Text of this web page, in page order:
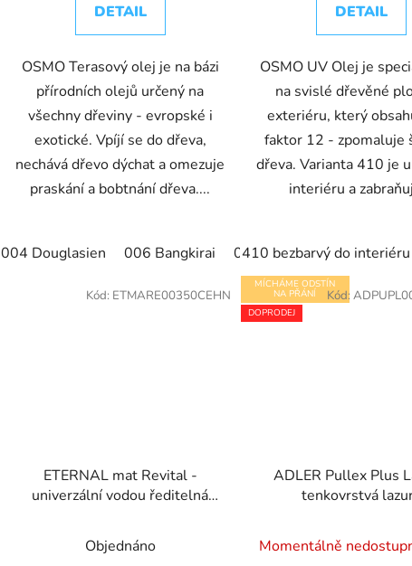
DETAIL
OSMO Terasový olej je na bázi
přírodních olejů určený na
všechny dřeviny - evropské i
exotické. Vpíjí se do dřeva,
nechává dřevo dýchat a omezuje
praskání a bobtnání dřeva....
004 Douglasien 006 Bangkirai 007 Teak bezbarvý 009
DETAIL
OSMO UV Olej je
na svislé dřevěné
exteriéru, který
faktor 12 - zpomaluje
dřeva. Varianta 410 je
interiéru a
410 bezbarvý do interiéru
ETERNAL mat Revital -
univerzální vodou ředitelná
Objednáno
Kód: ETMARE00350CEHN
MÍCHÁME ODSTÍN
NA PŘÁNÍ
DOPRODEJ
ADLER Pullex Plus
tenkovrstvá
Momentálně
Kód: